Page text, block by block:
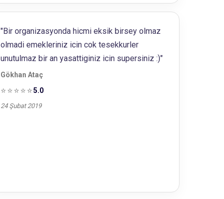
"Bir organizasyonda hicmi eksik birsey olmaz
olmadi emekleriniz icin cok tesekkurler
unutulmaz bir an yasattiginiz icin supersiniz :)"
Gökhan Ataç
⭐⭐⭐⭐⭐5.0
24 Şubat 2019